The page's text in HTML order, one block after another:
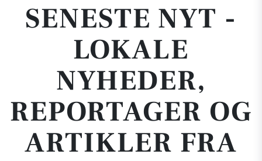
SENESTE NYT -
LOKALE
NYHEDER,
REPORTAGER OG
ARTIKLER FRA